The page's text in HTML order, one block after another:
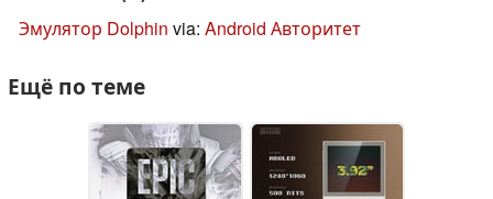
Эмулятор Dolphin via: Android Авторитет
Ещё по теме